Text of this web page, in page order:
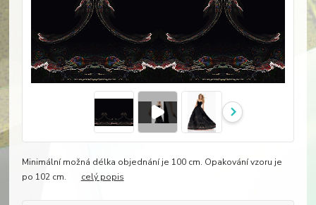
Minimální možná délka objednání je 100 cm. Opakování vzoru je
po 102 cm. celý popis